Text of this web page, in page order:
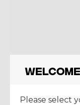
Pant
Please select